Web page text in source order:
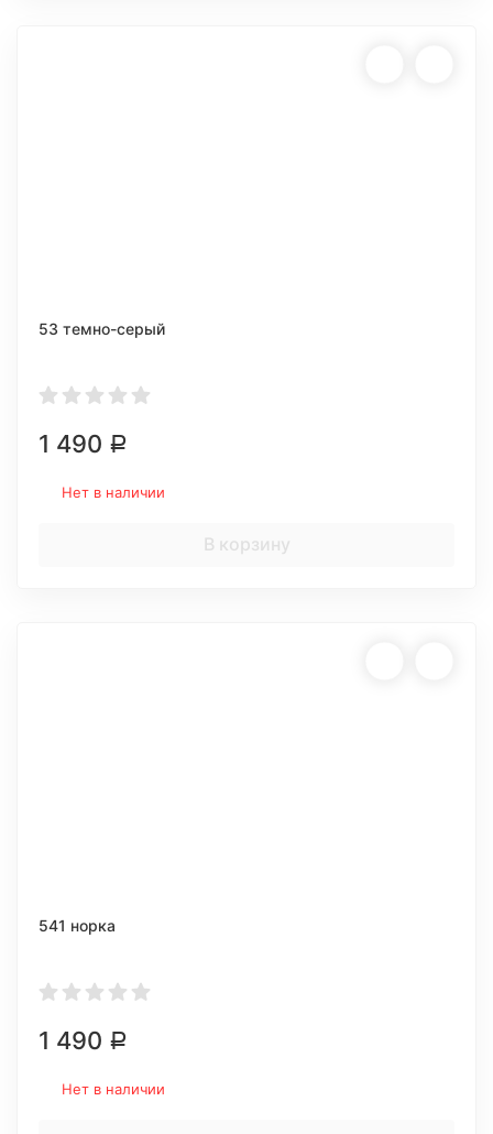
53 темно-серый
1 490 Р
Нет в наличии
В корзину
541 норка
1 490 Р
Нет в наличии